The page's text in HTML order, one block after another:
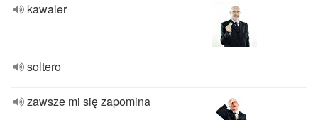
kawaler
soltero
zawsze mi się zapomina